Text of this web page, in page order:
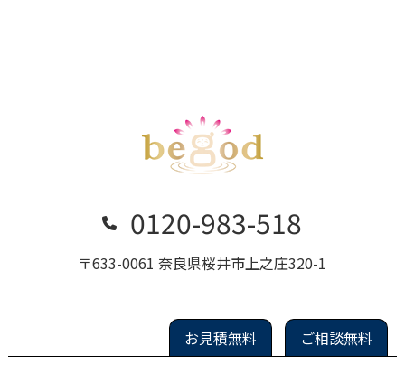
0120-983-518
〒633-0061 奈良県桜井市上之庄320-1
お見積無料 ご相談無料